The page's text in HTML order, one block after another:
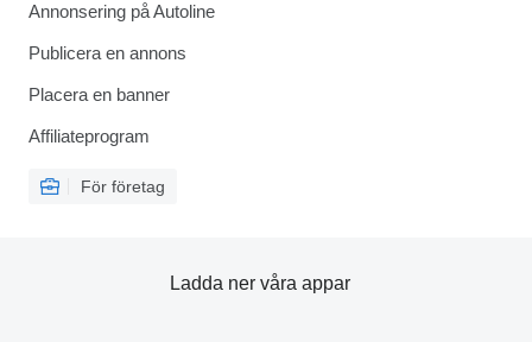
Annonsering på Autoline
Publicera en annons
Placera en banner
Affiliateprogram
För företag
Ladda ner våra appar